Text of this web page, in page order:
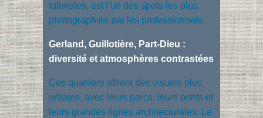
futuristes, est l’un des spots les plus
photographiés par les professionnels.
Gerland, Guillotière, Part-Dieu :
diversité et atmosphères contrastées
Ces quartiers offrent des visuels plus
urbains, avec leurs parcs, leurs ponts et
leurs grandes lignes architecturales. Le